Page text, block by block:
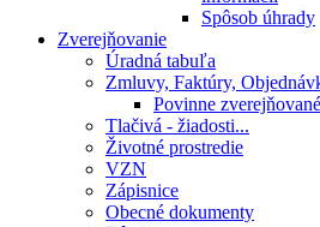
Spôsob úhrady
Zverejňovanie
Úradná tabuľa
Zmluvy, Faktúry,
Povinne
Tlačivá - žiadosti...
Životné prostredie
VZN
Zápisnice
Obecné dokumenty